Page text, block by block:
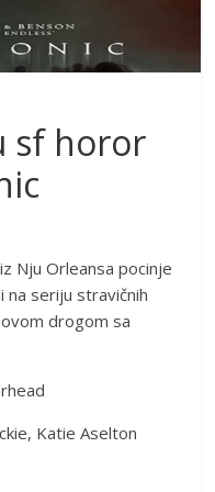
sf horor
Nju Orleansa pocinje
na seriju stravičnih
drogom sa
Katie Aselton